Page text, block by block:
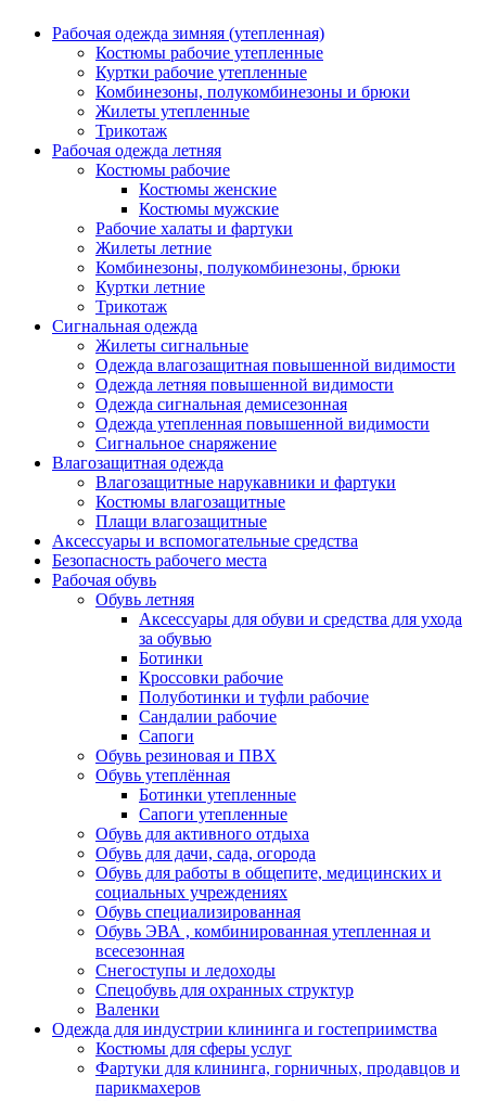
Рабочая одежда зимняя (утепленная)
Костюмы рабочие утепленные
Куртки рабочие утепленные
Комбинезоны, полукомбинезоны и брюки
Жилеты утепленные
Трикотаж
Рабочая одежда летняя
Костюмы рабочие
Костюмы женские
Костюмы мужские
Рабочие халаты и фартуки
Жилеты летние
Комбинезоны, полукомбинезоны, брюки
Куртки летние
Трикотаж
Сигнальная одежда
Жилеты сигнальные
Одежда влагозащитная повышенной видимости
Одежда летняя повышенной видимости
Одежда сигнальная демисезонная
Одежда утепленная повышенной видимости
Сигнальное снаряжение
Влагозащитная одежда
Влагозащитные нарукавники и фартуки
Костюмы влагозащитные
Плащи влагозащитные
Аксессуары и вспомогательные средства
Безопасность рабочего места
Рабочая обувь
Обувь летняя
Аксессуары для обуви и средства для ухода
за обувью
Ботинки
Кроссовки рабочие
Полуботинки и туфли рабочие
Сандалии рабочие
Сапоги
Обувь резиновая и ПВХ
Обувь утеплённая
Ботинки утепленные
Сапоги утепленные
Обувь для активного отдыха
Обувь для дачи, сада, огорода
Обувь для работы в общепите, медицинских и
социальных учреждениях
Обувь специализированная
Обувь ЭВА , комбинированная утепленная и
всесезонная
Снегоступы и ледоходы
Спецобувь для охранных структур
Валенки
Одежда для индустрии клининга и гостеприимства
Костюмы для сферы услуг
Фартуки для клининга, горничных, продавцов и
парикмахеров